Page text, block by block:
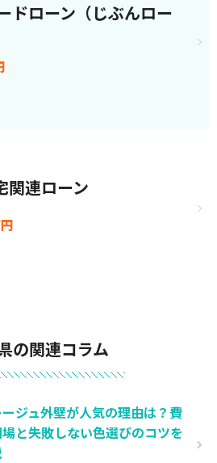
ドローン（じぶんロー
関連ローン
の関連コラム
ジュ外壁が人気の理由は？費
と失敗しない色選びのコツを